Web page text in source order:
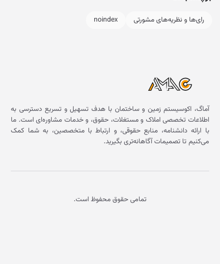
رای‌ها و نظریه‌های مشورتی noindex
آماگ، اکوسیستم زمین و ساختمان با هدف تسهیل و تسریع دسترسی به
اطلاعات تخصصی املاک و مستغلات، حقوق، و خدمات مشاوره‌ای است. ما
با ارائه دانشنامه، منابع حقوقی، و ارتباط با متخصصین، به شما کمک
می‌کنیم تا تصمیمات آگاهانه‌تری بگیرید.
تمامی حقوق محفوظ است.